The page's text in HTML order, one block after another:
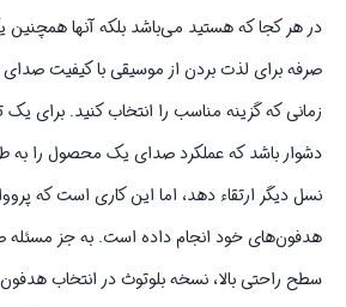
در هر کجا که هستید می‌باشد بلکه آنها همچنین
صرفه برای لذت بردن از موسیقی با کیفیت صدای
زمانی که گزینه مناسب را انتخاب کنید. برای
دشوار باشد که عملکرد صدای یک محصول را به
نسل دیگر ارتقاء دهد، اما این کاری است که
هدفون‌های خود انجام داده است. به جز
سطح راحتی بالا، نسخه بلوتوث در انتخاب